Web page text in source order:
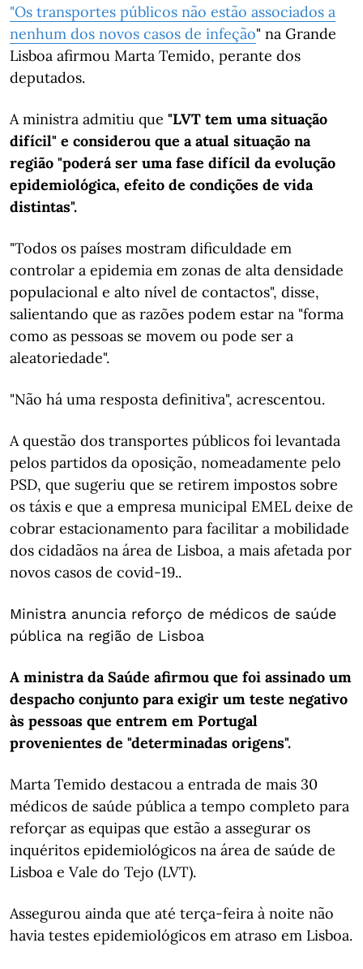
"Os transportes públicos não estão associados a
nenhum dos novos casos de infeção" na Grande
Lisboa afirmou Marta Temido, perante dos
deputados.
A ministra admitiu que "LVT tem uma situação
difícil" e considerou que a atual situação na
região "poderá ser uma fase difícil da evolução
epidemiológica, efeito de condições de vida
distintas".
"Todos os países mostram dificuldade em
controlar a epidemia em zonas de alta densidade
populacional e alto nível de contactos", disse,
salientando que as razões podem estar na "forma
como as pessoas se movem ou pode ser a
aleatoriedade".
"Não há uma resposta definitiva", acrescentou.
A questão dos transportes públicos foi levantada
pelos partidos da oposição, nomeadamente pelo
PSD, que sugeriu que se retirem impostos sobre
os táxis e que a empresa municipal EMEL deixe de
cobrar estacionamento para facilitar a mobilidade
dos cidadãos na área de Lisboa, a mais afetada por
novos casos de covid-19..
Ministra anuncia reforço de médicos de saúde
pública na região de Lisboa
A ministra da Saúde afirmou que foi assinado um
despacho conjunto para exigir um teste negativo
às pessoas que entrem em Portugal
provenientes de "determinadas origens".
Marta Temido destacou a entrada de mais 30
médicos de saúde pública a tempo completo para
reforçar as equipas que estão a assegurar os
inquéritos epidemiológicos na área de saúde de
Lisboa e Vale do Tejo (LVT).
Assegurou ainda que até terça-feira à noite não
havia testes epidemiológicos em atraso em Lisboa.